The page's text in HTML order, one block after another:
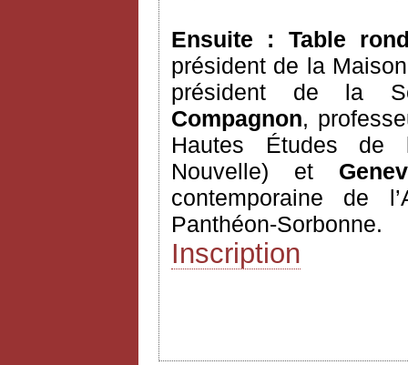
Ensuite : Table
président de la
président de la
Compagnon,
Hautes Études de
Nouvelle) et
contemporaine de
Panthéon-Sorbonne.
Inscription